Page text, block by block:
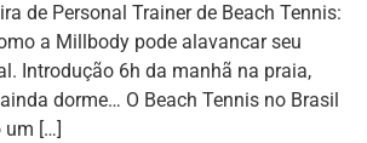
de Personal Trainer de Beach Tennis:
a Millbody pode alavancar seu
Introdução 6h da manhã na praia,
dorme… O Beach Tennis no Brasil
um […]